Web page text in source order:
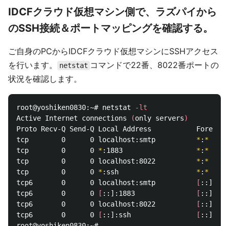
IDCFクラウド仮想マシン側で、ラズパイから
のSSH接続＆ポートマッピングを確認する。
ご自身のPCからIDCFクラウド仮想マシンにSSHアクセス
を行います。
netstat コマンドで22番、8022番ポートの
状況を確認します。
root@yoshiken0830:~# netstat
-lt
Active Internet connections
(only servers)
Proto Recv-Q Send-Q Local Address
tcp        0      0 localhost:smtp * : *
tcp        0      0 * :1883 * : *
tcp        0      0 localhost:8022 * : *
tcp        0      0 * :ssh * : *
tcp6       0      0 localhost:smtp
[ ::]:
tcp6       0      0
[ ::]:1883 [ ::]:
tcp6       0      0 localhost:8022
[ ::]:
tcp6       0      0
[ ::]:ssh [ ::]: